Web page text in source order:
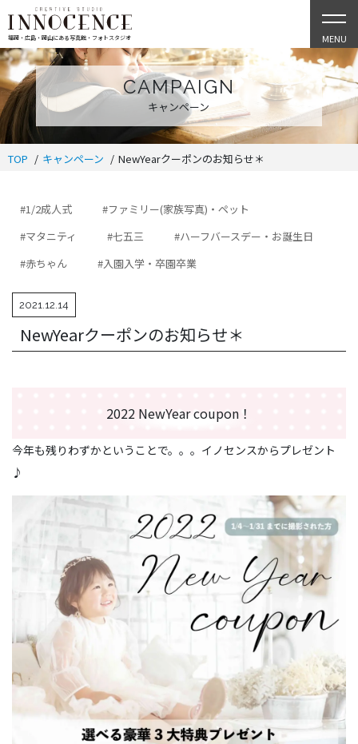
福岡・広島・岡山にある写真館・フォトスタジオ MENU
CAMPAIGN
キャンペーン
TOP キャンペーン NewYearクーポンのお知らせ＊
#1/2成人式
#ファミリー(家族写真)・ペット
#マタニティ
#七五三
#ハーフバースデー・お誕生日
#赤ちゃん
#入園入学・卒園卒業
2021.12.14
NewYearクーポンのお知らせ＊
2022 NewYear coupon！
今年も残りわずかということで。。。イノセンスからプレゼント
♪